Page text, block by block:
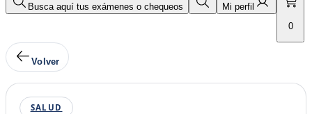
Busca aquí tus exámenes o chequeos
Mi perfil
0
Volver
SALUD